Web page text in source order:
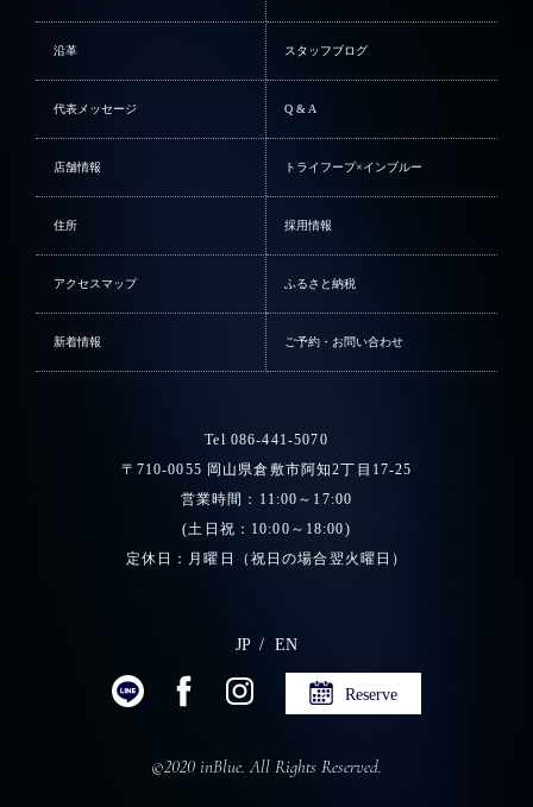
沿革 スタッフブログ
代表メッセージ Q & A
店舗情報 トライフープ×インブルー
住所 採用情報
アクセスマップ ふるさと納税
新着情報 ご予約・お問い合わせ
Tel 086-441-5070
〒710-0055 岡山県倉敷市阿知2丁目17-25
営業時間：11:00～17:00
(土日祝：10:00～18:00)
定休日：月曜日（祝日の場合翌火曜日）
JP EN
Reserve
©2020 inBlue. All Rights Reserved.